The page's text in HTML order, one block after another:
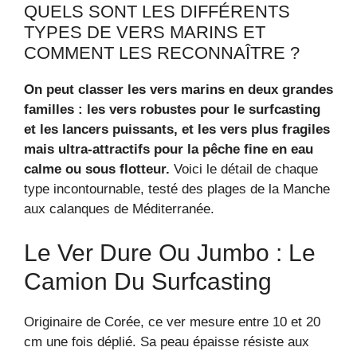
QUELS SONT LES DIFFÉRENTS
TYPES DE VERS MARINS ET
COMMENT LES RECONNAÎTRE ?
On peut classer les vers marins en deux grandes
familles : les vers robustes pour le surfcasting
et les lancers puissants, et les vers plus fragiles
mais ultra-attractifs pour la pêche fine en eau
calme ou sous flotteur. Voici le détail de chaque
type incontournable, testé des plages de la Manche
aux calanques de Méditerranée.
Le Ver Dure Ou Jumbo : Le
Camion Du Surfcasting
Originaire de Corée, ce ver mesure entre 10 et 20
cm une fois déplié. Sa peau épaisse résiste aux